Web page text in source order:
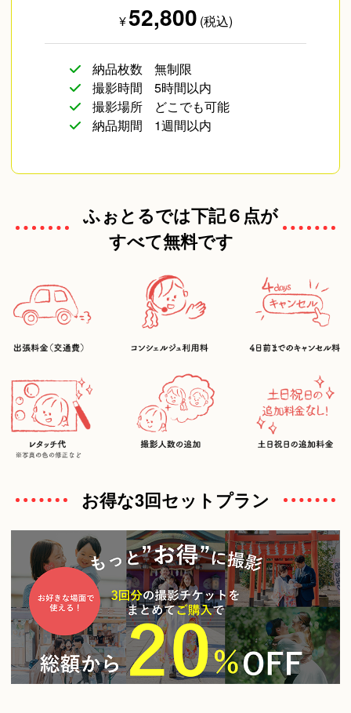
¥52,800 (税込)
納品枚数
無制限
撮影時間
5時間以内
撮影場所
どこでも可能
納品期間
1週間以内
ふぉとるでは下記６点が
すべて無料です
お得な3回セットプラン